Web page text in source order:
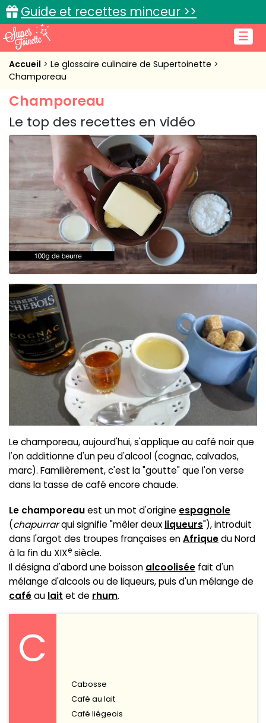
☰
Guide et recettes minceur >>
Accueil
Cuisine pratique
L'actu cuisine
Connexion
Accueil
Le glossaire culinaire de Supertoinette
Champoreau
Champoreau
Le top des recettes en vidéo
Le champoreau, aujourd'hui, s'applique au café noir que
l'on additionne d'un peu d'alcool (cognac, calvados,
marc). Familièrement, c'est la "goutte" que l'on verse
dans la tasse de café encore chaude.
Le champoreauest un mot d'origine espagnole
(chapurrarqui signifie "mêler deux liqueurs"), introduit
dans l'argot des troupes françaises enAfriquedu Nord
à la fin du XIXe siècle.
Il désigna d'abord une boisson alcoolisée fait d'un
mélange d'alcools ou de liqueurs, puis d'un mélange de
caféau lait et de rhum.
C
Cabosse
Café au lait
Café liégeois